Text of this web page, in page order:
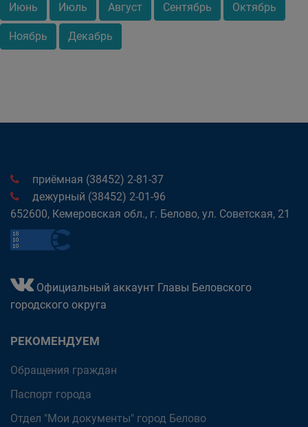
Июнь Июль Август Сентябрь Октябрь
Ноябрь Декабрь
приёмная (38452) 2-81-37
дежурный (38452) 2-01-96
652600, Кемеровская обл., г. Белово, ул. Советская, 21
Официальный аккаунт Главы Беловского
городского округа
РЕКОМЕНДУЕМ
Обращения граждан
Паспорт города
Отдел "Мои документы" город Белово